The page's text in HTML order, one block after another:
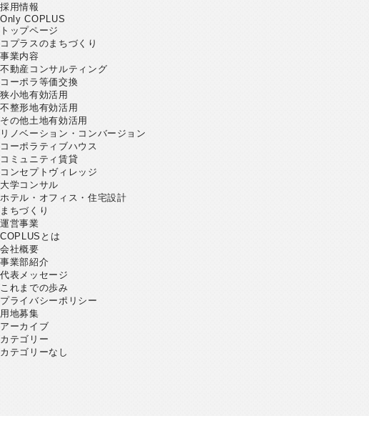
採用情報
Only COPLUS
トップページ
コプラスのまちづくり
事業内容
不動産コンサルティング
コーポラ等価交換
狭小地有効活用
不整形地有効活用
その他土地有効活用
リノベーション・コンバージョン
コーポラティブハウス
コミュニティ賃貸
コンセプトヴィレッジ
大学コンサル
ホテル・オフィス・住宅設計
まちづくり
運営事業
COPLUSとは
会社概要
事業部紹介
代表メッセージ
これまでの歩み
プライバシーポリシー
用地募集
アーカイブ
カテゴリー
カテゴリーなし